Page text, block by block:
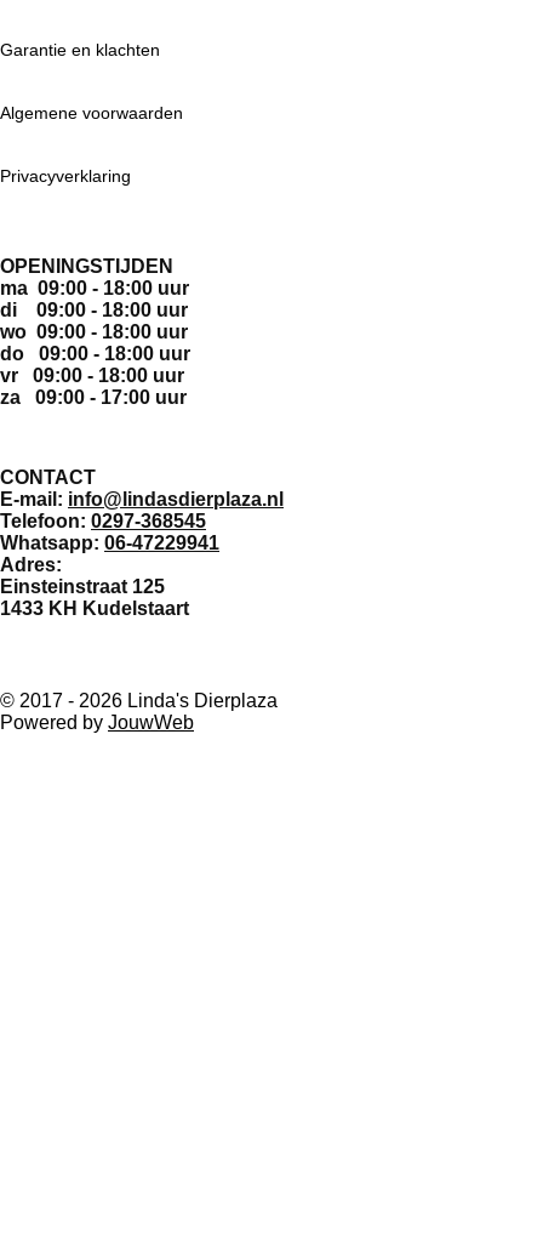
Garantie en klachten
Algemene voorwaarden
Privacyverklaring
OPENINGSTIJDEN
ma 09:00 - 18:00 uur
di 09:00 - 18:00 uur
wo 09:00 - 18:00 uur
do 09:00 - 18:00 uur
vr 09:00 - 18:00 uur
za 09:00 - 17:00 uur
CONTACT
E-mail: info@lindasdierplaza.nl
Telefoon: 0297-368545
Whatsapp: 06-47229941
Adres:
Einsteinstraat 125
1433 KH Kudelstaart
a
c
© 2017 - 2026 Linda's Dierplaza
Powered by JouwWeb